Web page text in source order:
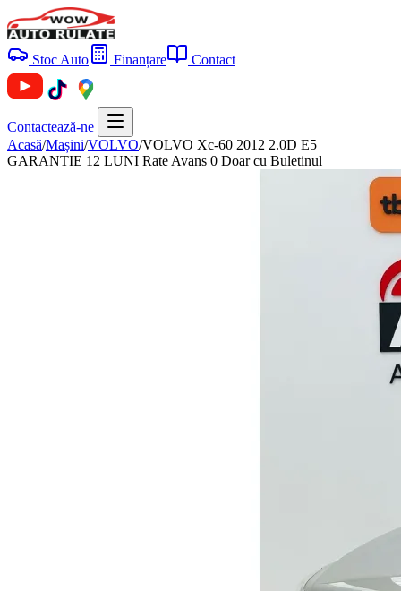
Stoc Auto Finanțare Contact
Contactează-ne
Acasă/Mașini/VOLVO/VOLVO Xc-60 2012 2.0D E5
GARANTIE 12 LUNI Rate Avans 0 Doar cu Buletinul